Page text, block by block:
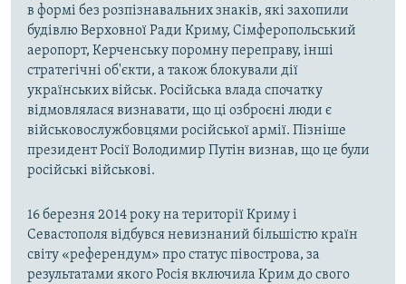
в формі без розпізнавальних знаків, які захопили
будівлю Верховної Ради Криму, Сімферопольський
аеропорт, Керченську поромну переправу, інші
стратегічні об'єкти, а також блокували дії
українських військ. Російська влада спочатку
відмовлялася визнавати, що ці озброєні люди є
військовослужбовцями російської армії. Пізніше
президент Росії Володимир Путін визнав, що це були
російські військові.
16 березня 2014 року на території Криму і
Севастополя відбувся невизнаний більшістю країн
світу «референдум» про статус півострова, за
результатами якого Росія включила Крим до свого